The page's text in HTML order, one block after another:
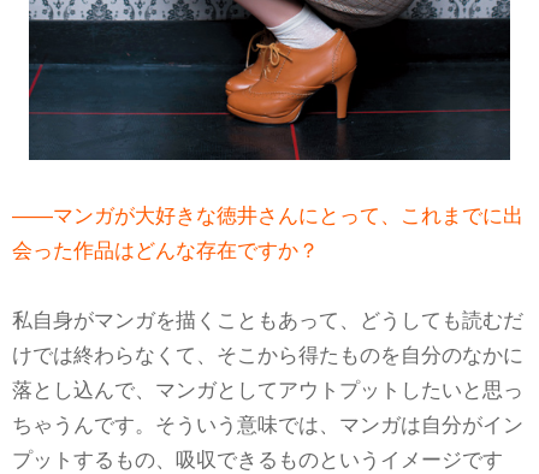
――マンガが大好きな徳井さんにとって、これまでに出
会った作品はどんな存在ですか？
私自身がマンガを描くこともあって、どうしても読むだ
けでは終わらなくて、そこから得たものを自分のなかに
落とし込んで、マンガとしてアウトプットしたいと思っ
ちゃうんです。そういう意味では、マンガは自分がイン
プットするもの、吸収できるものというイメージです